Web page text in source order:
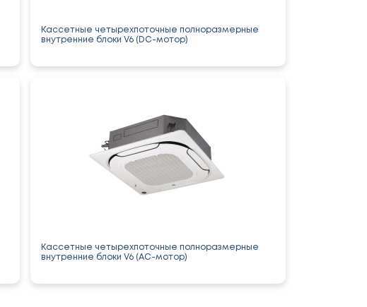
Кассетные четырехпоточные полноразмерные
внутренние блоки V6 (DC-мотор)
Кассетные четырехпоточные полноразмерные
внутренние блоки V6 (AC-мотор)